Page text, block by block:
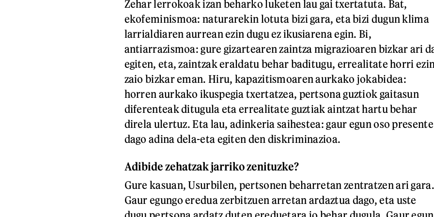
Zehar lerrokoak izan beharko luketen lau gai txertatuta. Bat,
ekofeminismoa: naturarekin lotuta bizi gara, eta bizi dugun klima
larrialdiaren aurrean ezin dugu ez ikusiarena egin. Bi,
antiarrazismoa: gure gizartearen zaintza migrazioaren bizkar ari
egiten, eta, zaintzak eraldatu behar baditugu, errealitate horri ezin
zaio bizkar eman. Hiru, kapazitismoaren aurkako jokabidea:
horren aurkako ikuspegia txertatzea, pertsona guztiok gaitasun
diferenteak ditugula eta errealitate guztiak aintzat hartu behar
direla ulertuz. Eta lau, adinkeria saihestea: gaur egun oso presente
dago adina dela-eta egiten den diskriminazioa.
Adibide zehatzak jarriko zenituzke?
Gure kasuan, Usurbilen, pertsonen beharretan zentratzen ari gara.
Gaur egungo eredua zerbitzuen arretan ardaztua dago, eta uste
dugu pertsona ardatz duten ereduetara jo behar dugula. Gaur egun,